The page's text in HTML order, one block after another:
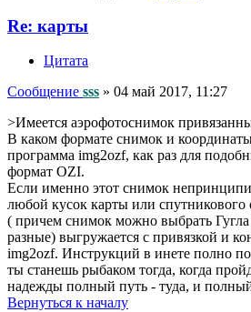
Re: карты
Цитата
Сообщение sss » 04 май 2017, 11:27
>Имеется аэрофотоснимок
В каком формате снимок и
программа img2ozf, как раз для
формат OZI.
Если именно этот снимок
любой кусок карты или спутникового
( причем снимок можно выбрать
разные) выгружается с привязкой и
img2ozf. Инструкций в инете полно
ты станешь рыбаком тогда, когда
надежды полный путь - туда, и
Вернуться к началу